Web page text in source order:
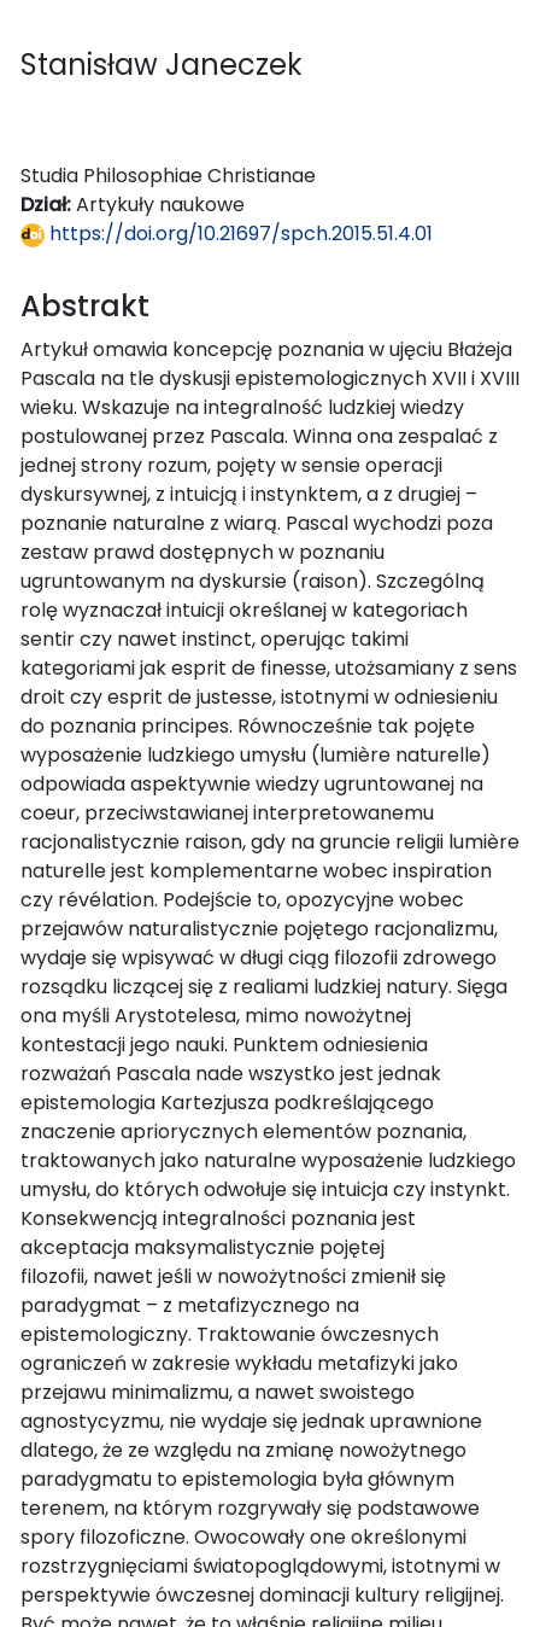
Stanisław Janeczek
Studia Philosophiae Christianae
Dział:Artykuły naukowe
https://doi.org/10.21697/spch.2015.51.4.01
Abstrakt
Artykuł omawia koncepcję poznania w ujęciu Błażeja
Pascala na tle dyskusji epistemologicznych XVII i XVIII
wieku. Wskazuje na integralność ludzkiej wiedzy
postulowanej przez Pascala. Winna ona zespalać z
jednej strony rozum, pojęty w sensie operacji
dyskursywnej, z intuicją i instynktem, a z drugiej –
poznanie naturalne z wiarą. Pascal wychodzi poza
zestaw prawd dostępnych w poznaniu
ugruntowanym na dyskursie (raison). Szczególną
rolę wyznaczał intuicji określanej w kategoriach
sentir czy nawet instinct, operując takimi
kategoriami jak esprit de finesse, utożsamiany z sens
droit czy esprit de justesse, istotnymi w odniesieniu
do poznania principes. Równocześnie tak pojęte
wyposażenie ludzkiego umysłu (lumière naturelle)
odpowiada aspektywnie wiedzy ugruntowanej na
coeur, przeciwstawianej interpretowanemu
racjonalistycznie raison, gdy na gruncie religii lumière
naturelle jest komplementarne wobec inspiration
czy révélation. Podejście to, opozycyjne wobec
przejawów naturalistycznie pojętego racjonalizmu,
wydaje się wpisywać w długi ciąg filozofii zdrowego
rozsądku liczącej się z realiami ludzkiej natury. Sięga
ona myśli Arystotelesa, mimo nowożytnej
kontestacji jego nauki. Punktem odniesienia
rozważań Pascala nade wszystko jest jednak
epistemologia Kartezjusza podkreślającego
znaczenie apriorycznych elementów poznania,
traktowanych jako naturalne wyposażenie ludzkiego
umysłu, do których odwołuje się intuicja czy instynkt.
Konsekwencją integralności poznania jest
akceptacja maksymalistycznie pojętej
filozofii, nawet jeśli w nowożytności zmienił się
paradygmat – z metafizycznego na
epistemologiczny. Traktowanie ówczesnych
ograniczeń w zakresie wykładu metafizyki jako
przejawu minimalizmu, a nawet swoistego
agnostycyzmu, nie wydaje się jednak uprawnione
dlatego, że ze względu na zmianę nowożytnego
paradygmatu to epistemologia była głównym
terenem, na którym rozgrywały się podstawowe
spory filozoficzne. Owocowały one określonymi
rozstrzygnięciami światopoglądowymi, istotnymi w
perspektywie ówczesnej dominacji kultury religijnej.